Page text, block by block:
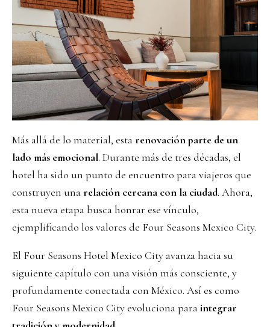
Más allá de lo material, estarenovación parte de un
lado más emocional. Durante más de tres décadas, el
hotel ha sido un punto de encuentro para viajeros que
construyen unarelación cercana con la ciudad. Ahora,
esta nueva etapa busca honrar ese vínculo,
ejemplificando los valores de Four Seasons Mexico City.
El Four Seasons Hotel Mexico City avanza hacia su
siguiente capítulo con una visión más consciente, y
profundamente conectada con México. Así es como
Four Seasons Mexico City evoluciona paraintegrar